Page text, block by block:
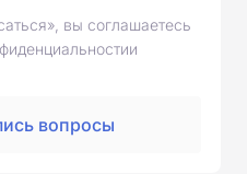
вы соглашаетесь
вопросы